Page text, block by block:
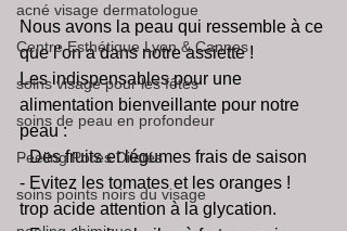
acné visage dermatologue
Centre Esthétique Lyon & Cannes
soins visage pour les fêtes
soins de peau en profondeur
Peeling Pores Dilatés
soins points noirs du visage
Nous avons la peau qui ressemble à ce
que l’on a dans notre assiette !
Les indispensables pour une
alimentation bienveillante pour notre
peau :
- Des fruits et légumes frais de saison
- Evitez les tomates et les oranges !
trop acide attention à la glycation.